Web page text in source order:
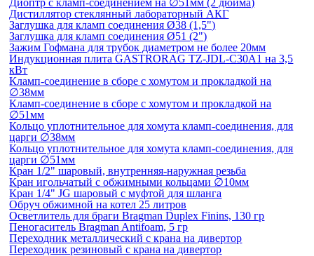
Диоптр с кламп-соединением на ∅51мм (2 дюйма)
Дистиллятор стеклянный лабораторный АКГ
Заглушка для кламп соединения Ø38 (1,5")
Заглушка для кламп соединения Ø51 (2")
Зажим Гофмана для трубок диаметром не более 20мм
Индукционная плита GASTRORAG TZ-JDL-C30A1 на 3,5
кВт
Кламп-соединение в сборе с хомутом и прокладкой на
∅38мм
Кламп-соединение в сборе с хомутом и прокладкой на
∅51мм
Кольцо уплотнительное для хомута кламп-соединения, для
царги ∅38мм
Кольцо уплотнительное для хомута кламп-соединения, для
царги ∅51мм
Кран 1/2" шаровый, внутренняя-наружная резьба
Кран игольчатый с обжимными кольцами ∅10мм
Кран 1/4" JG шаровый с муфтой для шланга
Обруч обжимной на котел 25 литров
Осветлитель для браги Bragman Duplex Finins, 130 гр
Пеногаситель Bragman Antifoam, 5 гр
Переходник металлический с крана на дивертор
Переходник резиновый с крана на дивертор